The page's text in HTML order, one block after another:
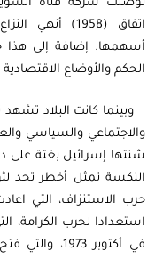
توصلت شركة قناة
اتفاق (1958)
أسهمها. إضافة إلى هذا
الحكم والأوضاع الاقتصادية
وبينما كانت البلاد تشهد
والاجتماعي والسياسي
حرب الاستنزاف، التي
استعدادا لحرب الكرامة،
في أكتوبر